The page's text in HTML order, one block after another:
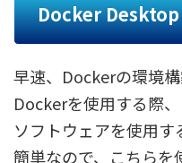
Docker Desktop
早速、Dockerの環境構
Dockerを使用する際
ソフトウェアを使用す
簡単なので、こちらを